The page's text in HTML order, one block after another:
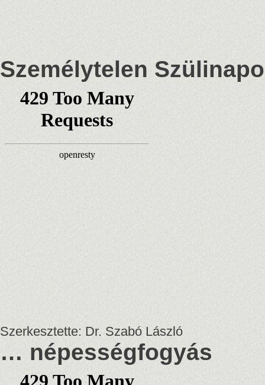
Személytelen
Szerkesztette: Dr. Szabó László
… népességfogyás